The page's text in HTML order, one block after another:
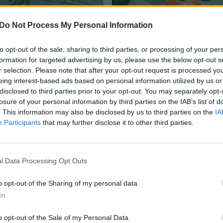
Do Not Process My Personal Information
opt-out of the sale, sharing to third parties, or processing of your
for targeted advertising by us, please use the below opt-out
selection. Please note that after your opt-out request is processed
interest-based ads based on personal information utilized by us
to third parties prior to your opt-out. You may separately
of your personal information by third parties on the IAB’s list of
This information may also be disclosed by us to third parties on the
Participants that may further disclose it to other third parties.
Data Processing Opt Outs
opt-out of the Sharing of my personal data.
opt-out of the Sale of my Personal Data.
oranžinių
fiasko
2018-07-11
ne visus vilniečius:
„Jaučiamės
Bendraukime 2018-04-24
3